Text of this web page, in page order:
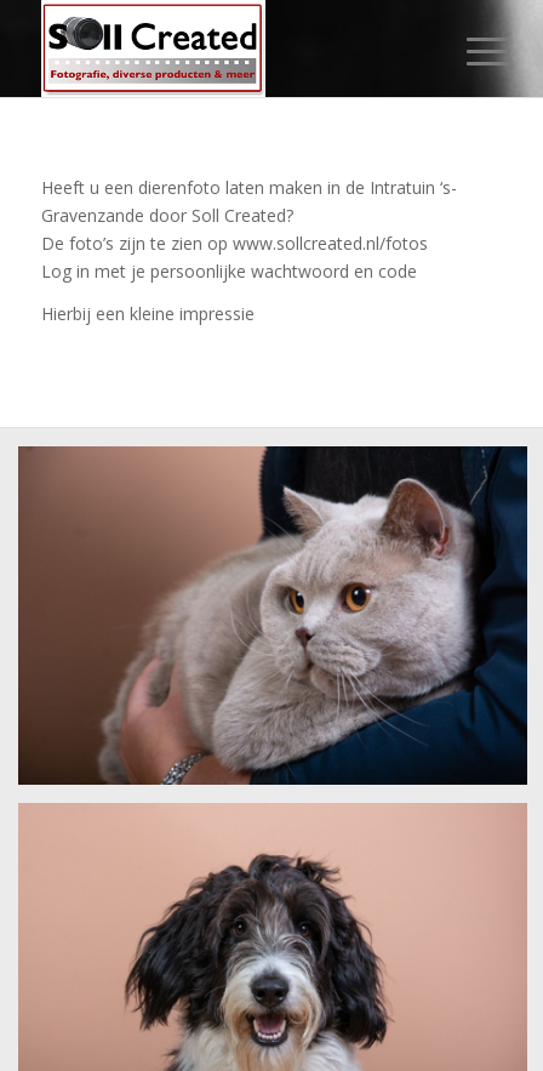
Heeft u een dierenfoto laten maken in de Intratuin ‘s-
Gravenzande door Soll Created?
De foto’s zijn te zien op www.sollcreated.nl/fotos
Log in met je persoonlijke wachtwoord en code
Hierbij een kleine impressie